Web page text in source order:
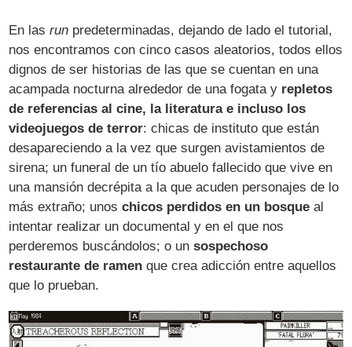
En lasrun predeterminadas, dejando de lado el tutorial,
nos encontramos con cinco casos aleatorios, todos ellos
dignos de ser historias de las que se cuentan en una
acampada nocturna alrededor de una fogata y repletos
de referencias al cine, la literatura e incluso los
videojuegos de terror: chicas de instituto que están
desapareciendo a la vez que surgen avistamientos de
sirena; un funeral de un tío abuelo fallecido que vive en
una mansión decrépita a la que acuden personajes de lo
más extraño; unoschicos perdidos en un bosque al
intentar realizar un documental y en el que nos
perderemos buscándolos; o unsospechoso
restaurante de ramen que crea adicción entre aquellos
que lo prueban.